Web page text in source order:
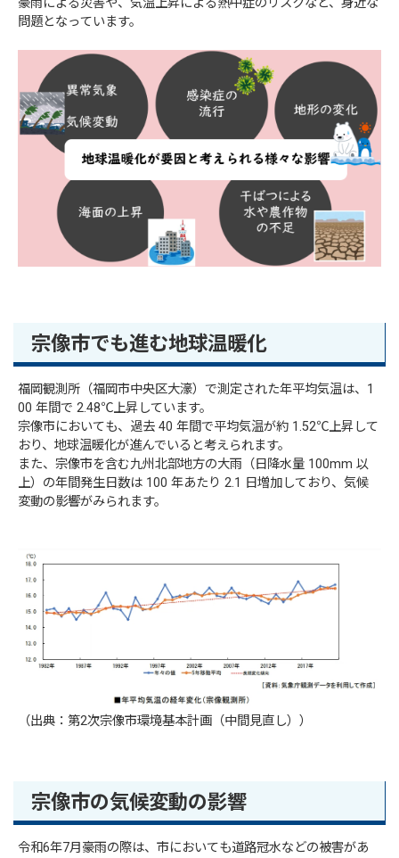
問題となっています。
宗像市でも進む地球温暖化
福岡観測所（福岡市中央区大濠）で測定された年平均気温は、1
00 年間で 2.48℃上昇しています。
宗像市においても、過去 40 年間で平均気温が約 1.52℃上昇して
おり、地球温暖化が進んでいると考えられます。
また、宗像市を含む九州北部地方の大雨（日降水量 100mm 以
上）の年間発生日数は 100 年あたり 2.1 日増加しており、気候
変動の影響がみられます。
（出典：第2次宗像市環境基本計画（中間見直し））
宗像市の気候変動の影響
令和6年7月豪雨の際は、市においても道路冠水などの被害があ